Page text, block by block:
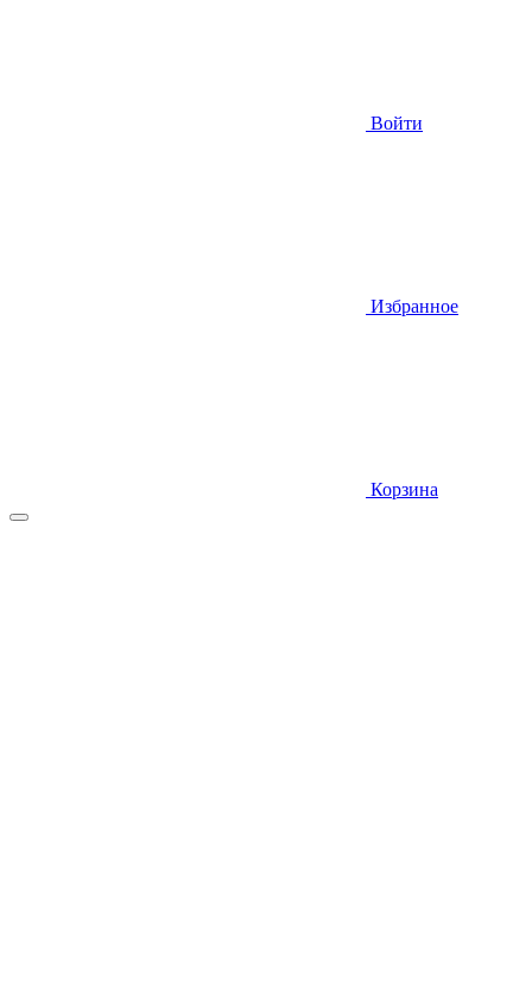
Войти
Избранное
Корзина